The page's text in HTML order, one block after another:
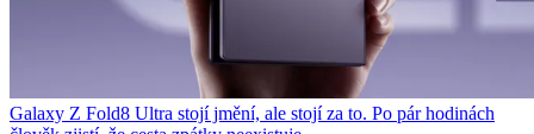
Galaxy Z Fold8 Ultra stojí jmění, ale stojí za to. Po pár hodinách